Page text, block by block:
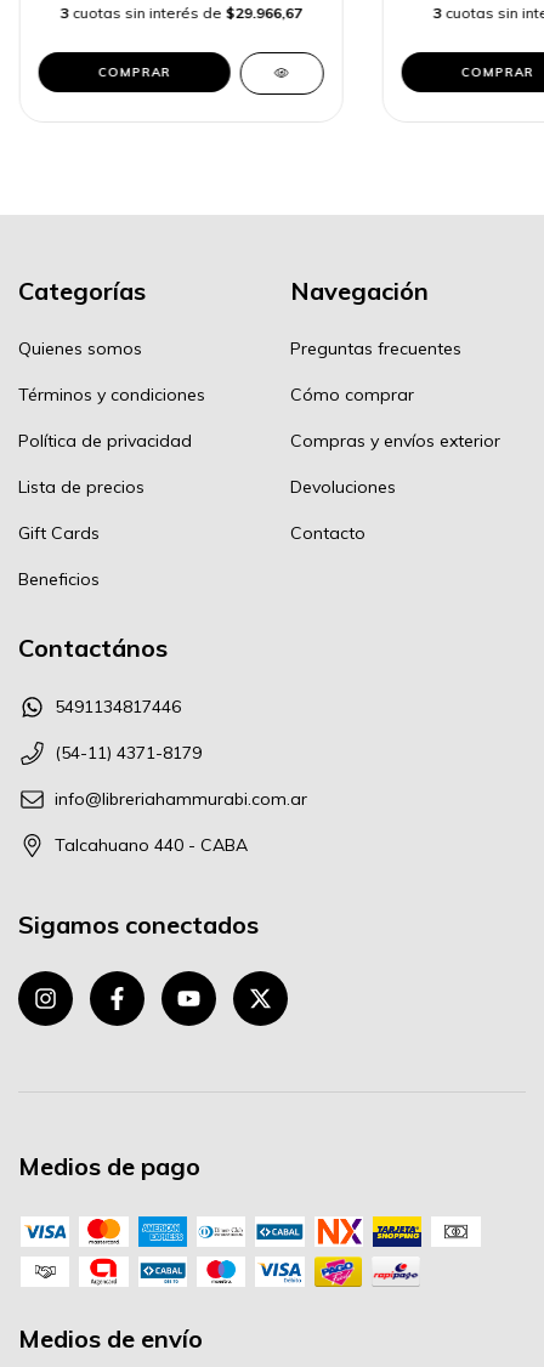
3 cuotas sin interés de $29.966,67
COMPRAR
3 cuotas sin
COMPRAR
Categorías
Quienes somos
Términos y condiciones
Política de privacidad
Lista de precios
Gift Cards
Beneficios
Navegación
Preguntas frecuentes
Cómo comprar
Compras y envíos exterior
Devoluciones
Contacto
Contactános
5491134817446
(54-11) 4371-8179
info@libreriahammurabi.com.ar
Talcahuano 440 - CABA
Sigamos conectados
Medios de pago
Medios de envío